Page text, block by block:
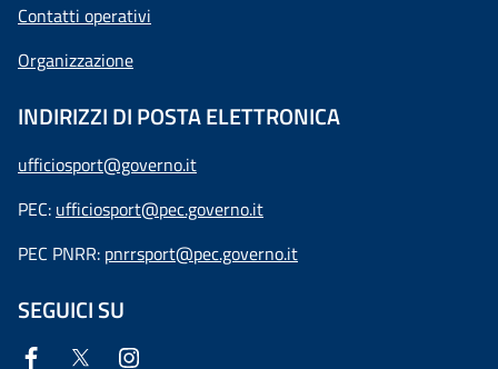
Contatti operativi
Organizzazione
INDIRIZZI DI POSTA ELETTRONICA
ufficiosport@governo.it
PEC: ufficiosport@pec.governo.it
PEC PNRR: pnrrsport@pec.governo.it
SEGUICI SU